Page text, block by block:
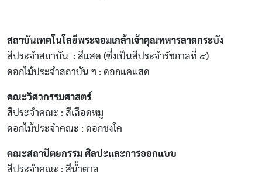
สถาบันเทคโนโลยีพระจอมเกล้าเจ้าคุณทหารลาดกระบัง
สีประจำสถาบัน : สีแสด (ซึ่งเป็นสีประจำรัชกาลที่ ๔)
ดอกไม้ประจำสถาบัน ฯ : ดอกแคแสด
คณะวิศวกรรมศาสตร์
สีประจำคณะ : สีเลือดหมู
ดอกไม้ประจำคณะ : ดอกชงโค
คณะสถาปัตยกรรม ศิลปะและการออกแบบ
สีประจำคณะ : สีน้ำตาล